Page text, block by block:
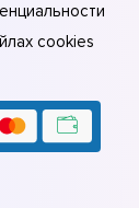
cookies